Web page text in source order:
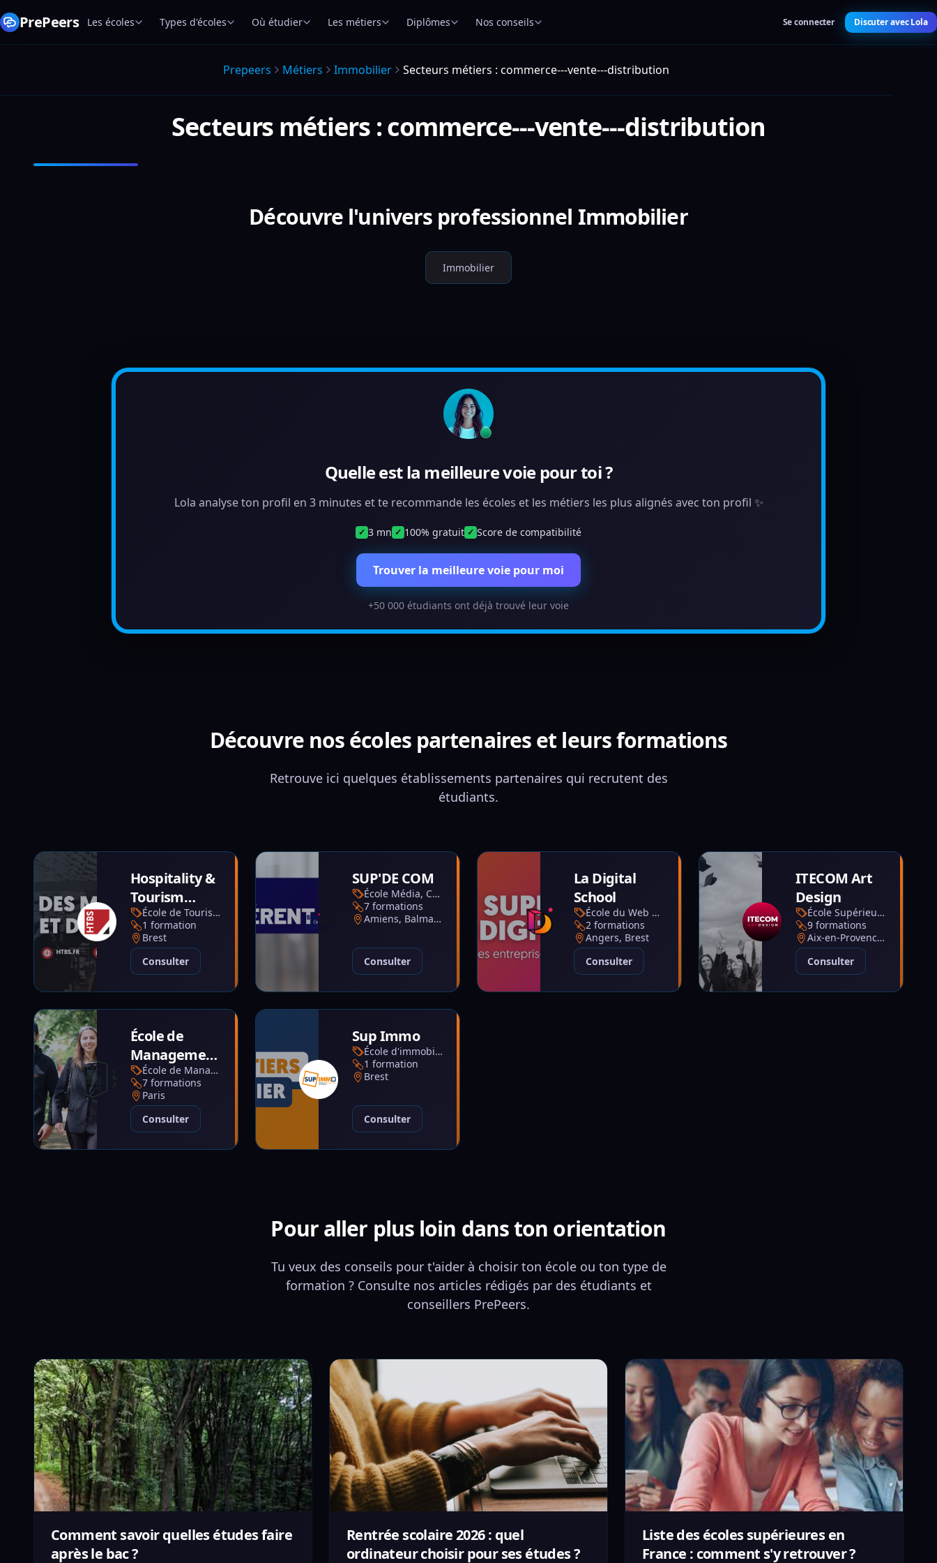
PrePeers Les écoles Types d'écoles Où étudier Les métiers Diplômes Nos conseils Se connecter Discuter avec Lola
Prepeers Métiers Immobilier Secteurs métiers : commerce---vente---distribution
Secteurs métiers : commerce---vente---distribution
Découvre l'univers professionnel Immobilier
Immobilier
Quelle est la meilleure voie pour toi ?
Lola analyse ton profil en 3 minutes et te recommande les écoles et les métiers les plus alignés avec ton profil ✨
✓ 3 mn ✓ 100% gratuit ✓ Score de compatibilité
Trouver la meilleure voie pour moi
+50 000 étudiants ont déjà trouvé leur voie
Découvre nos écoles partenaires et leurs formations
Retrouve ici quelques établissements partenaires qui recrutent des
étudiants.
Hospitality &
Tourism
Business
School
École de Tourisme
1 formation
Brest
Consulter
SUP'DE COM
École Média, Culture et Communication
7 formations
Amiens, Balma, Bordeaux, Brest, Caen, Grasse, Le Mans, Lille, Lyon, Montpellier, Nantes, Nice, Paris, Saint-Martin-d'Hères
Consulter
La Digital
School
École du Web et du digital
2 formations
Angers, Brest
Consulter
ITECOM Art
Design
École Supérieure d'Art
9 formations
Aix-en-Provence, Nice, Paris
Consulter
École de
Management
Appliqué -
EMA
École de Management
7 formations
Paris
Consulter
Sup Immo
École d'immobilier
1 formation
Brest
Consulter
Pour aller plus loin dans ton orientation
Tu veux des conseils pour t'aider à choisir ton école ou ton type de
formation ? Consulte nos articles rédigés par des étudiants et
conseillers PrePeers.
Comment savoir quelles études faire
après le bac ?
Rentrée scolaire 2026 : quel
ordinateur choisir pour ses études ?
Liste des écoles supérieures en
France : comment s'y retrouver ?